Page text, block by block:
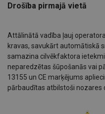
Drošība pirmajā vietā
Attālinātā vadība ļauj
kravas, savukārt automātiskā
samazina cilvēkfaktora
neparedzētas šūpošanās vai
13155 un CE marķējums
pārbaudītas atbilstoši nozares